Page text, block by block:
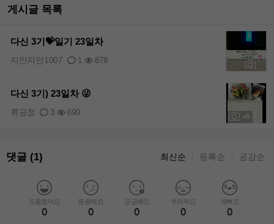
게시글 목록
다신 3기💝일기 23일차
1 878
지안지안1007
+5
다신 3기) 23일차 😜
3 690
류긍정
댓글 (1) 최신순 등록순 공감순
도움됐어요
0
응원해요
0
궁금해요
0
부러워요
0
예뻐요
0